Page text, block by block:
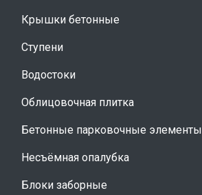
Крышки бетонные
Ступени
Водостоки
Облицовочная плитка
Бетонные парковочные элементы
Несъёмная опалубка
Блоки заборные